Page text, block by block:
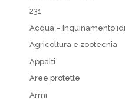
231
Acqua – Inquinamento
Agricoltura e zootecnia
Appalti
Aree protette
Armi